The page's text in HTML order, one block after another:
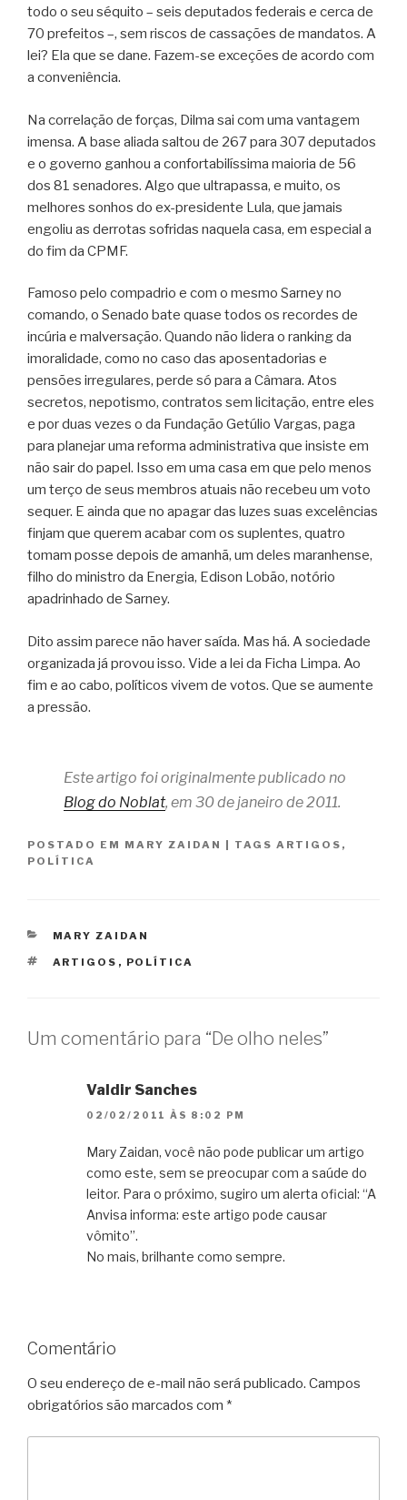
todo o seu séquito – seis deputados federais e cerca de
70 prefeitos –, sem riscos de cassações de mandatos. A
lei? Ela que se dane. Fazem-se exceções de acordo com
a conveniência.
Na correlação de forças, Dilma sai com uma vantagem
imensa. A base aliada saltou de 267 para 307 deputados
e o governo ganhou a confortabilíssima maioria de 56
dos 81 senadores. Algo que ultrapassa, e muito, os
melhores sonhos do ex-presidente Lula, que jamais
engoliu as derrotas sofridas naquela casa, em especial a
do fim da CPMF.
Famoso pelo compadrio e com o mesmo Sarney no
comando, o Senado bate quase todos os recordes de
incúria e malversação. Quando não lidera o ranking da
imoralidade, como no caso das aposentadorias e
pensões irregulares, perde só para a Câmara. Atos
secretos, nepotismo, contratos sem licitação, entre eles
e por duas vezes o da Fundação Getúlio Vargas, paga
para planejar uma reforma administrativa que insiste em
não sair do papel. Isso em uma casa em que pelo menos
um terço de seus membros atuais não recebeu um voto
sequer. E ainda que no apagar das luzes suas excelências
finjam que querem acabar com os suplentes, quatro
tomam posse depois de amanhã, um deles maranhense,
filho do ministro da Energia, Edison Lobão, notório
apadrinhado de Sarney.
Dito assim parece não haver saída. Mas há. A sociedade
organizada já provou isso. Vide a lei da Ficha Limpa. Ao
fim e ao cabo, políticos vivem de votos. Que se aumente
a pressão.
Este artigo foi originalmente publicado no
Blog do Noblat, em 30 de janeiro de 2011.
POSTADO EM MARY ZAIDAN TAGS ARTIGOS ,
POLÍTICA
CATEGORIAS
MARY ZAIDAN
TAGS
ARTIGOS , POLÍTICA
Um comentário para “De olho neles”
Valdir Sanches
02/02/2011 ÀS 8:02 PM
Mary Zaidan, você não pode publicar um artigo
como este, sem se preocupar com a saúde do
leitor. Para o próximo, sugiro um alerta oficial: “A
Anvisa informa: este artigo pode causar
vômito”.
No mais, brilhante como sempre.
Comentário
O seu endereço de e-mail não será publicado. Campos
obrigatórios são marcados com *